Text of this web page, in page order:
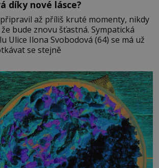
díky nové lásce?
až příliš kruté momenty, nikdy
znovu šťastná. Sympatická
Ulice Ilona Svobodová (64) se má už
se stejně